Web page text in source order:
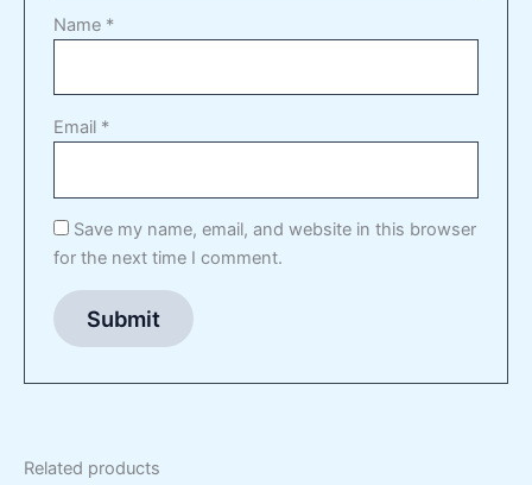
Name *
Email *
Save my name, email, and website in this browser
for the next time I comment.
Related products